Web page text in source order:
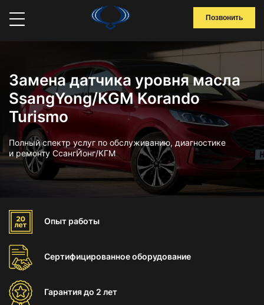
Позвонить
Замена датчика уровня масла
SsangYong/KGM Korando
Turismo
Полный спектр услуг по обслуживанию, диагностике
и ремонту СсангЙонг/КГМ
Опыт работы
Сертифицированноеоборудование
Гарантиядо 2 лет